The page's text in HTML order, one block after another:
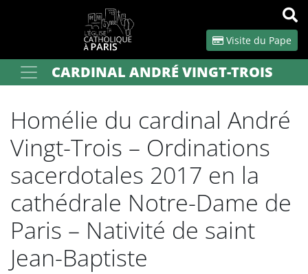
Visite du Pape
Votre recherche OK
CARDINAL ANDRÉ VINGT-TROIS
Homélie du cardinal André
Vingt-Trois – Ordinations
sacerdotales 2017 en la
cathédrale Notre-Dame de
Paris – Nativité de saint
Jean-Baptiste
Panneau de gestion des cookies